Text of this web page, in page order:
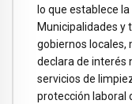
lo que establece
Municipalidades y
gobiernos locales,
declara de interés
servicios de
protección laboral